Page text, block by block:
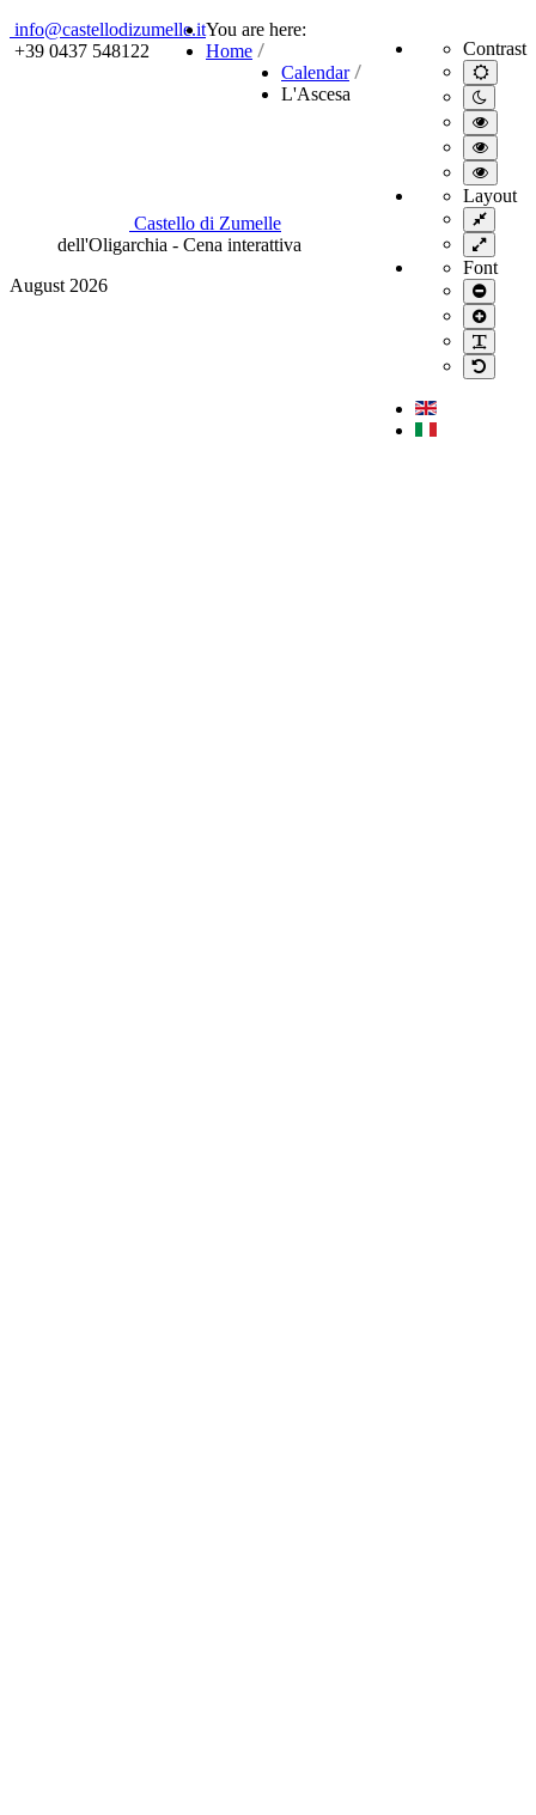
info@castellodizumelle.it
+39 0437 548122
Contrast
Default
mode
Night
mode
High
black/
mode.
High
black/
mode.
High
mode.
Layout
Fixed
layout
Wide
layout
Font
Smaller
font
Larger
font
Default
font
Castello di Zumelle
You are here:
Home
Calendar
L'Ascesa
dell'Oligarchia - Cena interattiva
Year
Month
Year
Month
August 2026